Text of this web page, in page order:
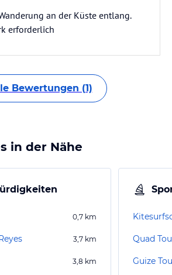
an der Küste entlang.
erforderlich
Bewertungen (1)
in der Nähe
0,7 km
3,7 km
3,8 km Guize